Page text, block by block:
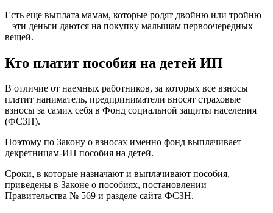
Есть еще выплата мамам, которые родят двойню или тройню
– эти деньги даются на покупку малышам первоочередных
вещей.
Кто платит пособия на детей ИП
В отличие от наемных работников, за которых все взносы
платит наниматель, предприниматели вносят страховые
взносы за самих себя в Фонд социальной защиты населения
(ФСЗН).
Поэтому по Закону о взносах именно фонд выплачивает
декретницам-ИП пособия на детей.
Сроки, в которые назначают и выплачивают пособия,
приведены в Законе о пособиях, постановлении
Правительства № 569 и разделе сайта ФСЗН.